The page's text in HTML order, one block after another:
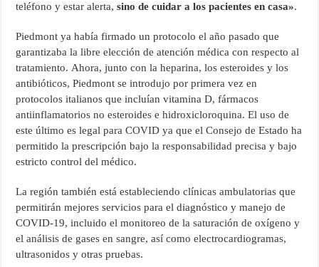
teléfono y estar alerta, sino de cuidar a los pacientes en casa».
Piedmont ya había firmado un protocolo el año pasado que
garantizaba la libre elección de atención médica con respecto al
tratamiento. Ahora, junto con la heparina, los esteroides y los
antibióticos, Piedmont se introdujo por primera vez en
protocolos italianos que incluían vitamina D, fármacos
antiinflamatorios no esteroides e hidroxicloroquina. El uso de
este último es legal para COVID ya que el Consejo de Estado ha
permitido la prescripción bajo la responsabilidad precisa y bajo
estricto control del médico.
La región también está estableciendo clínicas ambulatorias que
permitirán mejores servicios para el diagnóstico y manejo de
COVID-19, incluido el monitoreo de la saturación de oxígeno y
el análisis de gases en sangre, así como electrocardiogramas,
ultrasonidos y otras pruebas.